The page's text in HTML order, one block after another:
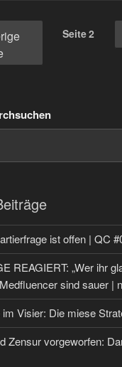
Seite2
ist offen | QC
REAGIERT: „Wer ihr
sind sauer |
im Visier: Die miese
Zensur vorgeworfen: